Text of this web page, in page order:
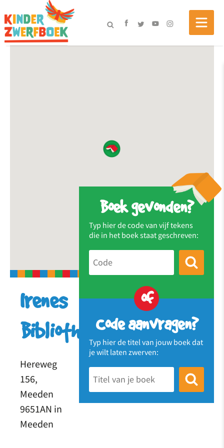
Boek gevonden?
Typ hier de code van vijf tekens
die in het boek staat geschreven:
of
Code aanvragen?
Typ hier de titel van jouw boek dat
je wilt laten zwerven:
Irenes
Bibliotheek
Hereweg
156,
Meeden
9651AN in
Meeden